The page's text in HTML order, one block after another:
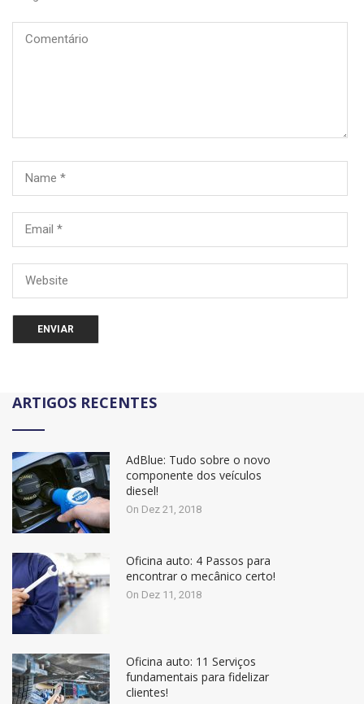
ARTIGOS RECENTES
AdBlue: Tudo sobre o novo
componente dos veículos
diesel!
On Dez 21, 2018
Oficina auto: 4 Passos para
encontrar o mecânico certo!
On Dez 11, 2018
Oficina auto: 11 Serviços
fundamentais para fidelizar
clientes!